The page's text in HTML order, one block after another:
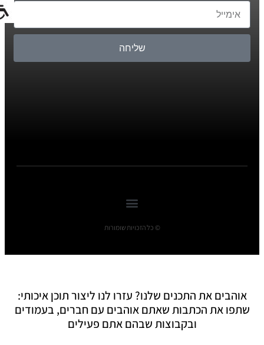
שליחה
© כל הזכויות שומורות
אוהבים את התכנים שלנו? עזרו לנו ליצור תוכן איכותי:
שתפו את הכתבות שאתם אוהבים עם חברים, בעמודים
ובקבוצות שבהם אתם פעילים